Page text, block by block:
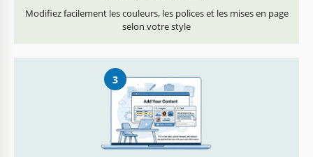
Modifiez facilement les couleurs, les polices et les mises en page
selon votre style
3